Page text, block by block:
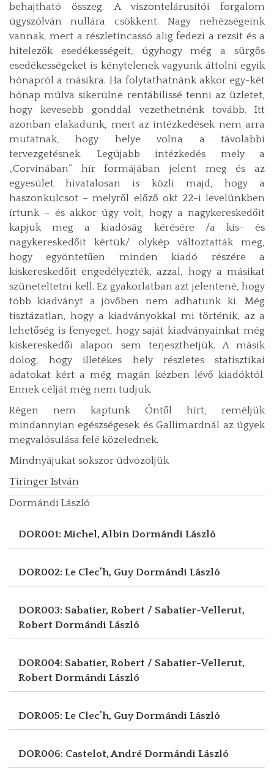
behajtható összeg. A viszontelárusítói forgalom
úgyszólván nullára csökkent. Nagy nehézségeink
vannak, mert a részletincassó alig fedezi a rezsit és a
hitelezők esedékességeit, úgyhogy még a sürgős
esedékességeket is kénytelenek vagyunk áttolni egyik
hónapról a másikra. Ha folytathatnánk akkor egy-két
hónap múlva sikerülne rentábilissé tenni az üzletet,
hogy kevesebb gonddal vezethetnénk tovább. Itt
azonban elakadunk, mert az intézkedések nem arra
mutatnak, hogy helye volna a távolabbi
tervezgetésnek. Legújabb intézkedés mely a
„Corvinában” hír formájában jelent meg és az
egyesület hivatalosan is közli majd, hogy a
haszonkulcsot – melyről előző okt 22-i levelünkben
írtunk – és akkor úgy volt, hogy a nagykereskedőit
kapjuk meg a kiadóság kérésére /a kis- és
nagykereskedőit kértük/ olykép változtatták meg,
hogy egyöntetűen minden kiadó részére a
kiskereskedőit engedélyezték, azzal, hogy a másikat
szüneteltetni kell. Ez gyakorlatban azt jelentené, hogy
több kiadványt a jövőben nem adhatunk ki. Még
tisztázatlan, hogy a kiadványokkal mi történik, az a
lehetőség is fenyeget, hogy saját kiadványainkat még
kiskereskedői alapon sem terjeszthetjük. A másik
dolog, hogy illetékes hely részletes statisztikai
adatokat kért a még magán kézben lévő kiadóktól.
Ennek célját még nem tudjuk.
Régen nem kaptunk Öntől hírt, reméljük
mindannyian egészségesek és Gallimardnál az ügyek
megvalósulása felé közelednek.
Mindnyájukat sokszor üdvözöljük
Tiringer István
Dormándi László
DOR001: Michel, AlbinDormándi László
DOR002: Le Clec’h, GuyDormándi László
DOR003: Sabatier, Robert / Sabatier-Vellerut,
Robert Dormándi László
DOR004: Sabatier, Robert / Sabatier-Vellerut,
Robert Dormándi László
DOR005: Le Clec’h, GuyDormándi László
DOR006: Castelot, André Dormándi László